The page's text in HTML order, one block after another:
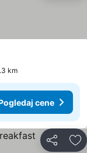
km
cene
Deli